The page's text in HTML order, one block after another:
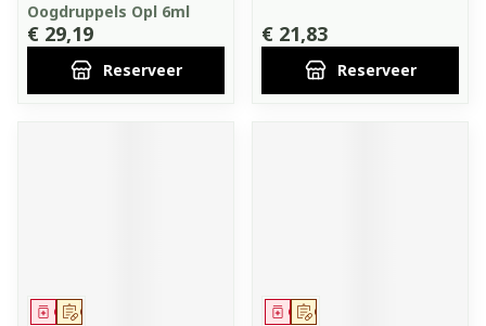
Oogdruppels Opl 6ml
€ 29,19
Reserveer
€ 21,83
Reserveer
Op voorschrift
Geneesmiddel Op voorschrift
Geneesmiddel